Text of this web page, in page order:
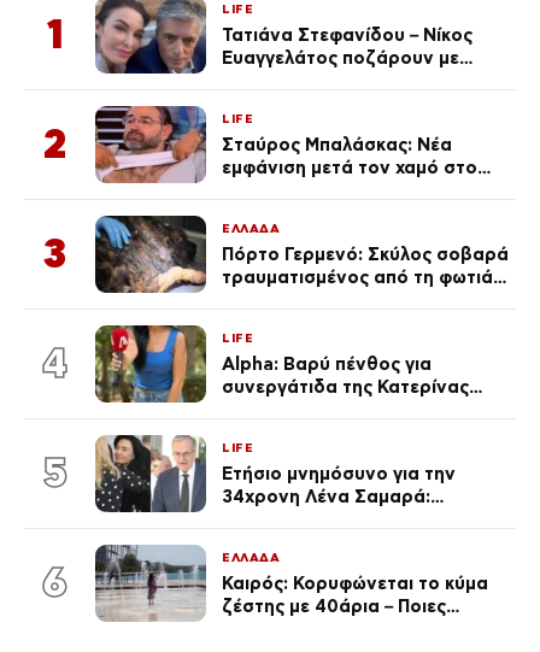
1
LIFE
Τατιάνα Στεφανίδου – Νίκος
Ευαγγελάτος ποζάρουν με
2
LIFE
Σταύρος Μπαλάσκας: Νέα
εμφάνιση μετά τον χαμό στο
3
ΕΛΛΑΔΑ
Πόρτο Γερμενό: Σκύλος σοβαρά
τραυματισμένος από τη φωτιά
4
LIFE
Alpha: Βαρύ πένθος για
συνεργάτιδα της Κατερίνας
του Θεού»
5
LIFE
Ετήσιο μνημόσυνο για την
34χρονη Λένα Σαμαρά:
6
ΕΛΛΑΔΑ
Καιρός: Κορυφώνεται το κύμα
ζέστης με 40άρια – Ποιες